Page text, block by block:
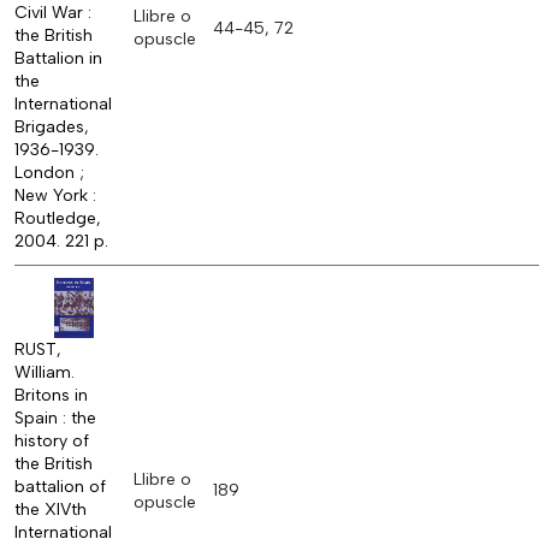
Civil War :
the British
Battalion in
the
International
Brigades,
1936-1939.
London ;
New York :
Routledge,
2004. 221 p.
Llibre o
opuscle
44-45, 72
RUST,
William.
Britons in
Spain : the
history of
the British
battalion of
the XIVth
International
Llibre o
opuscle
189